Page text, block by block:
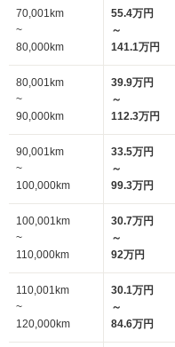
70,001km
~
80,000km
55.4万円
～
141.1万円
80,001km
~
90,000km
39.9万円
～
112.3万円
90,001km
~
100,000km
33.5万円
～
99.3万円
100,001km
~
110,000km
30.7万円
～
92万円
110,001km
~
120,000km
30.1万円
～
84.6万円